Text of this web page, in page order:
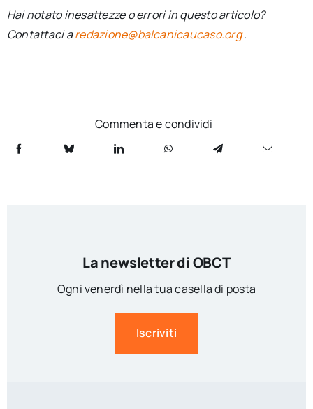
Hai notato inesattezze o errori in questo articolo?
Contattaci aredazione@balcanicaucaso.org.
Commenta e condividi
La newsletter di OBCT
Ogni venerdì nella tua casella di posta
Iscriviti